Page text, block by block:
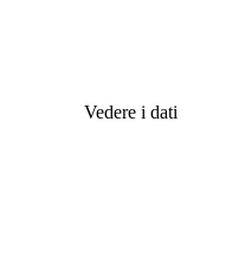
Vedere i dati